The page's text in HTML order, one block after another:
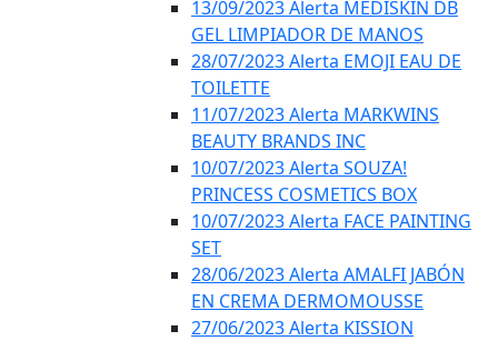
13/09/2023 Alerta MEDISKIN DB
GEL LIMPIADOR DE MANOS
28/07/2023 Alerta EMOJI EAU DE
TOILETTE
11/07/2023 Alerta MARKWINS
BEAUTY BRANDS INC
10/07/2023 Alerta SOUZA!
PRINCESS COSMETICS BOX
10/07/2023 Alerta FACE PAINTING
SET
28/06/2023 Alerta AMALFI JABÓN
EN CREMA DERMOMOUSSE
27/06/2023 Alerta KISSION